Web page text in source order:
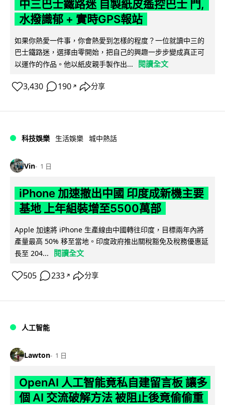
中三巴士鐵路迷 自製紙皮遙控巴士 門,
水撥識郁 + 實時GPS報站
如果你熱愛一件事，你會熱愛到怎樣的程度？一位就讀中三的
巴士鐵路迷，選擇由零開始，把自己的興趣一步步變成真正可
以運作的作品。他以紙皮親手製作出...
閱讀全文
3,430 190 ↗ 分享
科技娛樂 生活娛樂 城中熱話
Vin 1 日
iPhone 加速撤出中國 印度成新機主要
基地 上年組裝增至5500萬部
Apple 加速將 iPhone 生產線由中國轉往印度，目標兩年內將
產量最高 50% 移至當地。印度政府推出關稅豁免及稅務優惠延
長至 204...
閱讀全文
505 233 ↗ 分享
人工智能
Lawton 1 日
OpenAI 人工智能竟私自建留言板 讓多
個 AI 交流破解方法 被阻止後竟偷偷重